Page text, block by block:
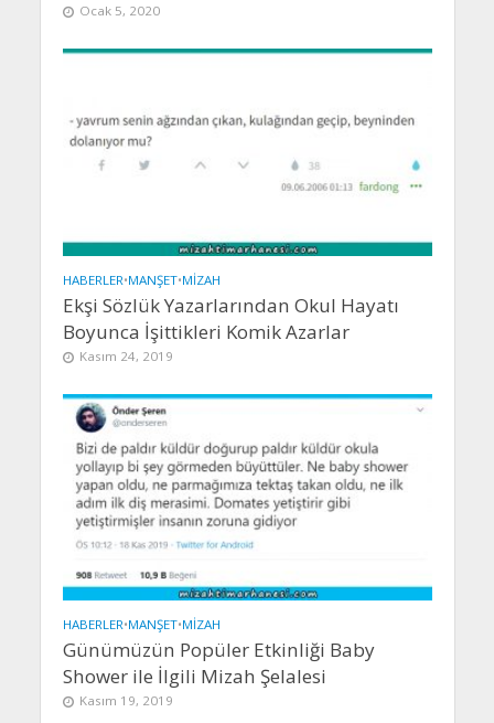
Ocak 5, 2020
HABERLER•MANŞET•MIZAH
Ekşi Sözlük Yazarlarından Okul Hayatı
Boyunca İşittikleri Komik Azarlar
Kasım 24, 2019
HABERLER•MANŞET•MIZAH
Günümüzün Popüler Etkinliği Baby
Shower ile İlgili Mizah Şelalesi
Kasım 19, 2019